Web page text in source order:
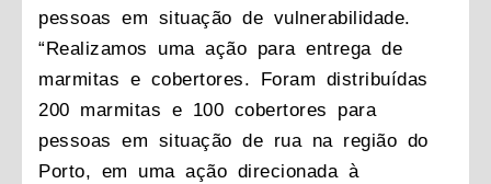
pessoas em situação de vulnerabilidade.
“Realizamos uma ação para entrega de
marmitas e cobertores. Foram distribuídas
200 marmitas e 100 cobertores para
pessoas em situação de rua na região do
Porto, em uma ação direcionada à